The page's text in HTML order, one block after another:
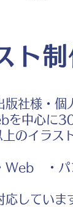
ト
社様・個
中心に
のイラスト
・パ
していま